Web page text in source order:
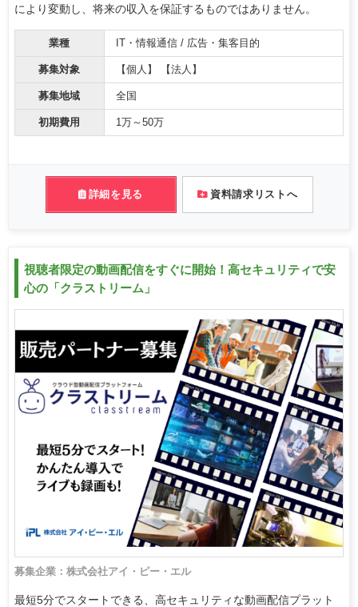
により変動し、将来の収入を保証するものではありません。
業種 IT・情報通信 / 広告・集客目的
募集対象 【個人】 【法人】
募集地域 全国
初期費用 1万～50万
詳細を見る 資料請求リストへ
視聴者限定の動画配信をすぐに開始！高セキュリティで安
心の「クラストリーム」
募集企業：株式会社アイ・ピー・エル
最短5分でスタートできる、高セキュリティな動画配信プラット